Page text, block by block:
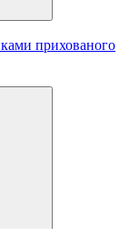
прихованого